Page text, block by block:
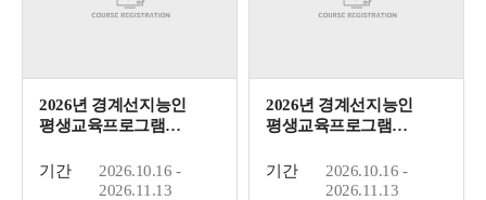
2026년 경계선지능인
평생교육프로그램
기간
2026.10.16 -
2026.11.13
2026년 경계선지능인
평생교육프로그램
기간
2026.10.16 -
2026.11.13